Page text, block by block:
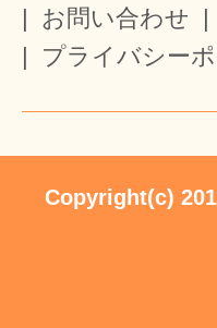
| お問い合わせ |
|
プライバシー
Copyright(c)